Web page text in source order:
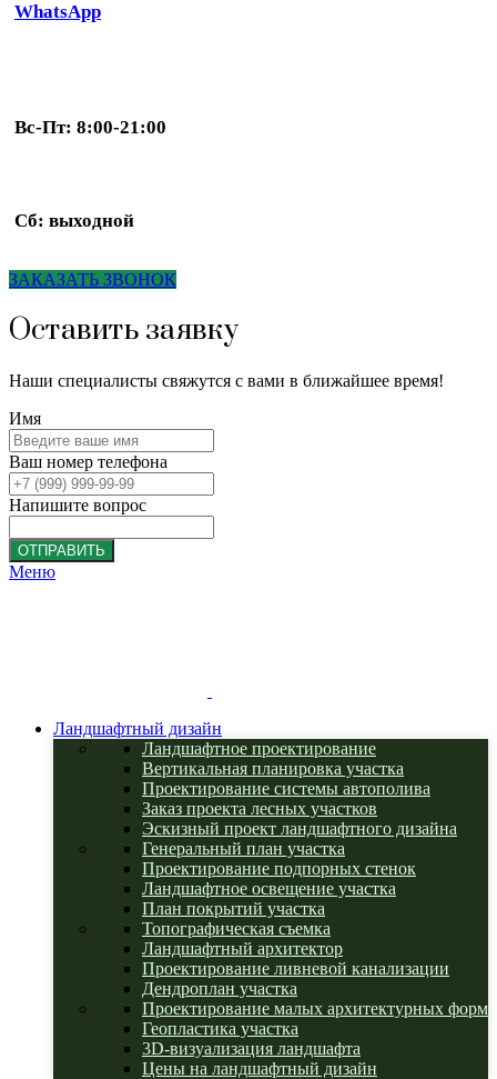
WhatsApp
Вс-Пт: 8:00-21:00
Сб: выходной
ЗАКАЗАТЬ ЗВОНОК
Оставить заявку
Наши специалисты свяжутся с вами в ближайшее время!
Имя
Ваш номер телефона
Напишите вопрос
ОТПРАВИТЬ
Меню
Ландшафтный дизайн
Ландшафтное проектирование
Вертикальная планировка участка
Проектирование системы автополива
Заказ проекта лесных участков
Эскизный проект ландшафтного дизайна
Генеральный план участка
Проектирование подпорных стенок
Ландшафтное освещение участка
План покрытий участка
Топографическая съемка
Ландшафтный архитектор
Проектирование ливневой канализации
Дендроплан участка
Проектирование малых архитектурных форм
Геопластика участка
3D-визуализация ландшафта
Цены на ландшафтный дизайн